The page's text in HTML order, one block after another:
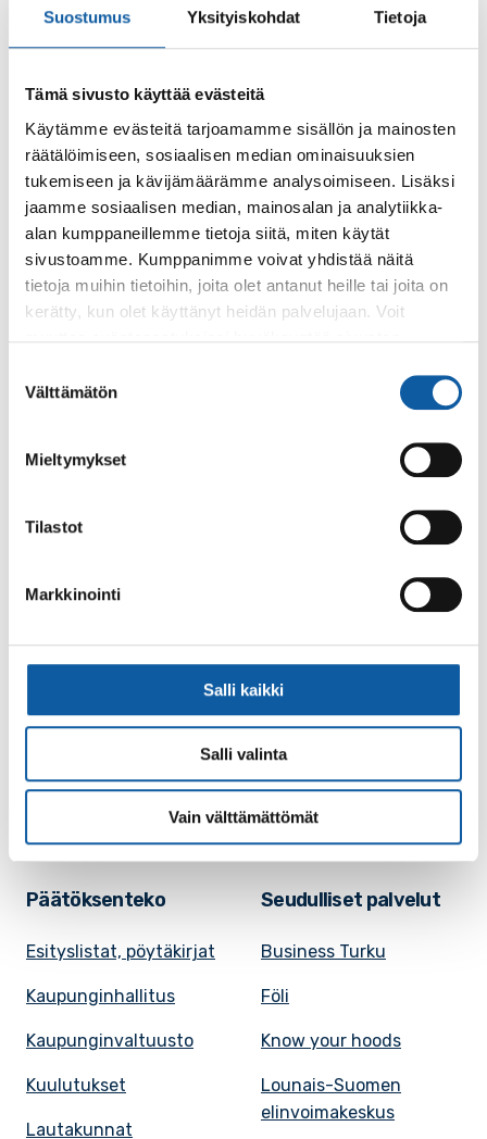
Suostumus Yksityiskohdat Tietoja
Tämä sivusto käyttää evästeitä
Käytämme evästeitä tarjoamamme sisällön ja mainosten
räätälöimiseen, sosiaalisen median ominaisuuksien
tukemiseen ja kävijämäärämme analysoimiseen. Lisäksi
jaamme sosiaalisen median, mainosalan ja analytiikka-
alan kumppaneillemme tietoja siitä, miten käytät
sivustoamme. Kumppanimme voivat yhdistää näitä
tietoja muihin tietoihin, joita olet antanut heille tai joita on
kerätty, kun olet käyttänyt heidän palvelujaan. Voit
valinta
Välttämätön
Mieltymykset
Tilastot
Markkinointi
Salli kaikki
Salli valinta
Vain välttämättömät
Käyntiosoite: Vistantie 18
Vaihde: (02) 474 511
Sähköposti: paimio.kaupunki@paimio.fi
FacebookInstagramYoutube
Tietoa Paimiosta
Kuntakortti
Paimion mediapankki
Ruokalista, Ansku
SunPaimio -
Tapahtumakalenteri
Avoimet työpaikat
laskut
vuokraaminen
Saavutettavuusseloste
Tietosuoja
Päätöksenteko
Esityslistat, pöytäkirjat
Kaupunginhallitus
Kaupunginvaltuusto
Kuulutukset
Lautakunnat
Seudulliset palvelut
Business Turku
Föli
Know your hoods
Lounais-Suomen
elinvoimakeskus